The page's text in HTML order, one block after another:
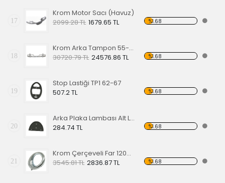
17
Krom Motor Sacı (Havuz)
2099.28 TL 1679.65 TL %1.68
18
Krom Arka Tampon 55-67 Model,Borulu Tip
30720.79 TL 24576.86 TL %1.68
19
Stop Lastiği TP1 62-67
507.2 TL
%1.68
20
Arka Plaka Lambası Alt Lastiği 1200
284.74 TL
%1.68
21
Krom Çerçeveli Far 1200 60-67
3545.81 TL 2836.87 TL %1.68